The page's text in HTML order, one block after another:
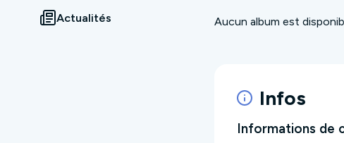
Actualités Aucun album est
Infos
Informations de